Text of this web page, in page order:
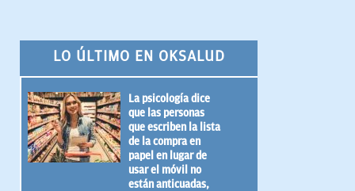
LO ÚLTIMO EN OKSALUD
La psicología dice
que las personas
que escriben la lista
de la compra en
papel en lugar de
usar el móvil no
están anticuadas,